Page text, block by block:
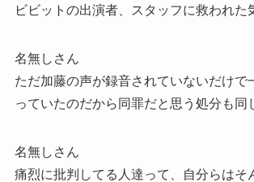
ビビットの出演者、スタッフに救われた
名無しさん
ただ加藤の声が録音されていないだけで
っていたのだから同罪だと思う処分も同
名無しさん
痛烈に批判してる人達って、自分らはそ